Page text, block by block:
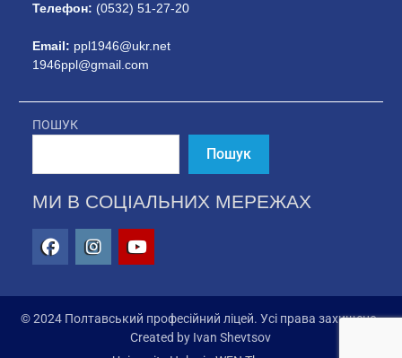
Телефон: (0532) 51-27-20
Email: ppl1946@ukr.net
1946ppl@gmail.com
ПОШУК
Пошук
МИ В СОЦІАЛЬНИХ МЕРЕЖАХ
© 2024 Полтавський професійний ліцей. Усі права захищено.
Created by Ivan Shevtsov